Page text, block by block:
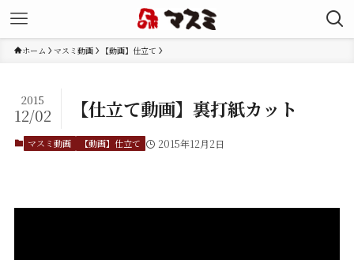
ホーム マスミ動画 【動画】仕立て
【仕立て動画】裏打紙カット
2015
12/02
マスミ動画 【動画】仕立て 2015年12月2日